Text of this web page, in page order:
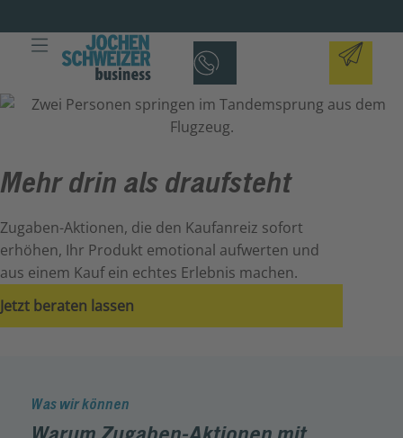
Mehr drin als draufsteht
Zugaben-Aktionen, die den Kaufanreiz sofort
erhöhen, Ihr Produkt emotional aufwerten und
aus einem Kauf ein echtes Erlebnis machen.
Jetzt beraten lassen
Was wir können